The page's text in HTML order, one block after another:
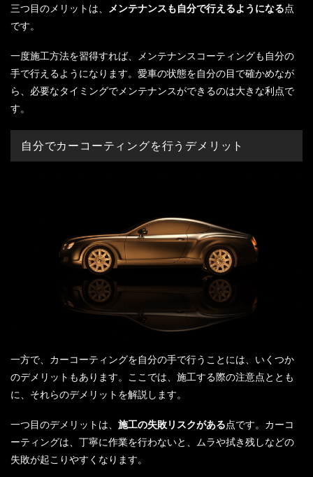
三つ目のメリットは、 メンテナンスも自分で行えるようになる点
です。
一度施工方法を習得すれば、メンテナンスコーティングも自分の
手で行えるようになります。愛車の状態を自分の目で確かめなが
ら、必要なタイミングでメンテナンスができるのは大きな利点で
す。
自分でカーコーティングを行うデメリット
一方で、カーコーティングを自分の手で行うことには、いくつか
のデメリットもあります。ここでは、施工する際の注意点ととも
に、それらのデメリットを解説します。
一つ目のデメリットは、 施工の失敗リスクがある点です。カーコ
ーティングは、丁寧に作業を行わないと、ムラや拭き残しなどの
失敗が起こりやすくなります。